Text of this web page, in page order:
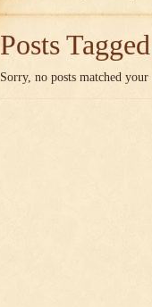
Posts Tagged
Sorry, no posts matched